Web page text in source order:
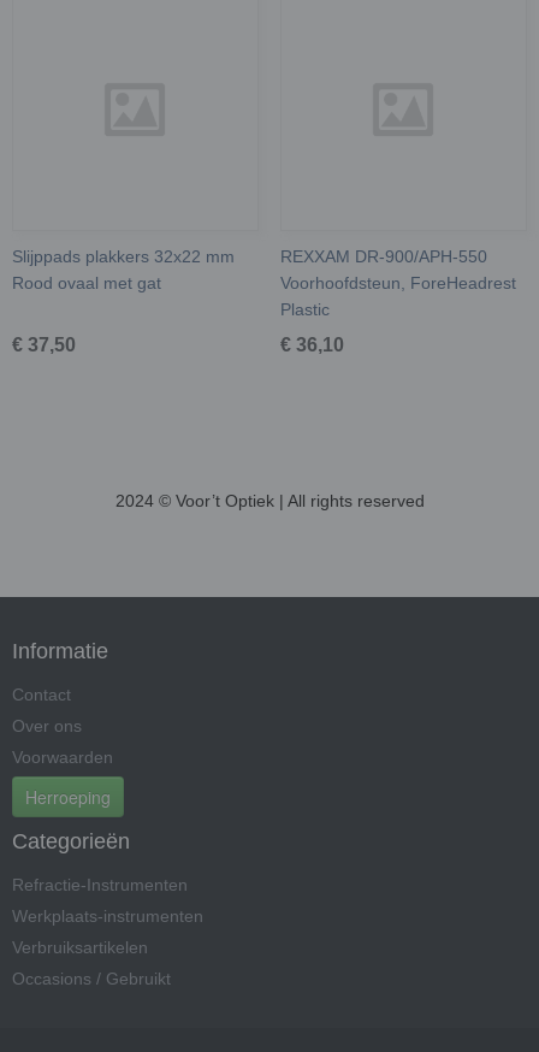
Slijppads plakkers 32x22 mm
Rood ovaal met gat
€ 37,50
REXXAM DR-900/APH-550
Voorhoofdsteun, ForeHeadrest
Plastic
€ 36,10
2024 © Voor’t Optiek | All rights reserved
Informatie
Contact
Over ons
Voorwaarden
Herroeping
Categorieën
Refractie-Instrumenten
Werkplaats-instrumenten
Verbruiksartikelen
Occasions / Gebruikt